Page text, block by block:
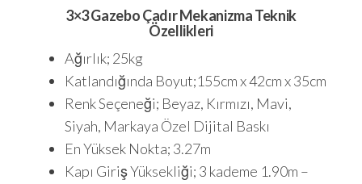
3×3 Gazebo Çadır Mekanizma Teknik
Özellikleri
Ağırlık; 25kg
Katlandığında Boyut;155cm x 42cm x 35cm
Renk Seçeneği; Beyaz, Kırmızı, Mavi,
Siyah, Markaya Özel Dijital Baskı
En Yüksek Nokta; 3.27m
Kapı Giriş Yüksekliği; 3 kademe 1.90m –